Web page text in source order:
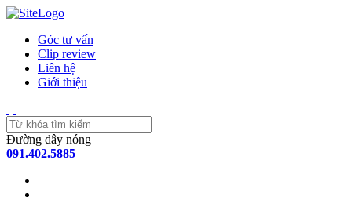
Góc tư vấn
Clip review
Liên hệ
Giới thiệu
Đường dây nóng
091.402.5885